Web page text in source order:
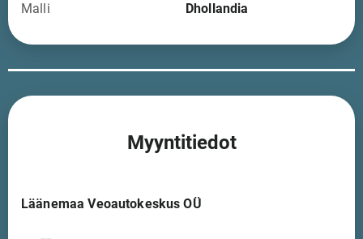
Malli Dhollandia
Myyntitiedot
Läänemaa Veoautokeskus OÜ